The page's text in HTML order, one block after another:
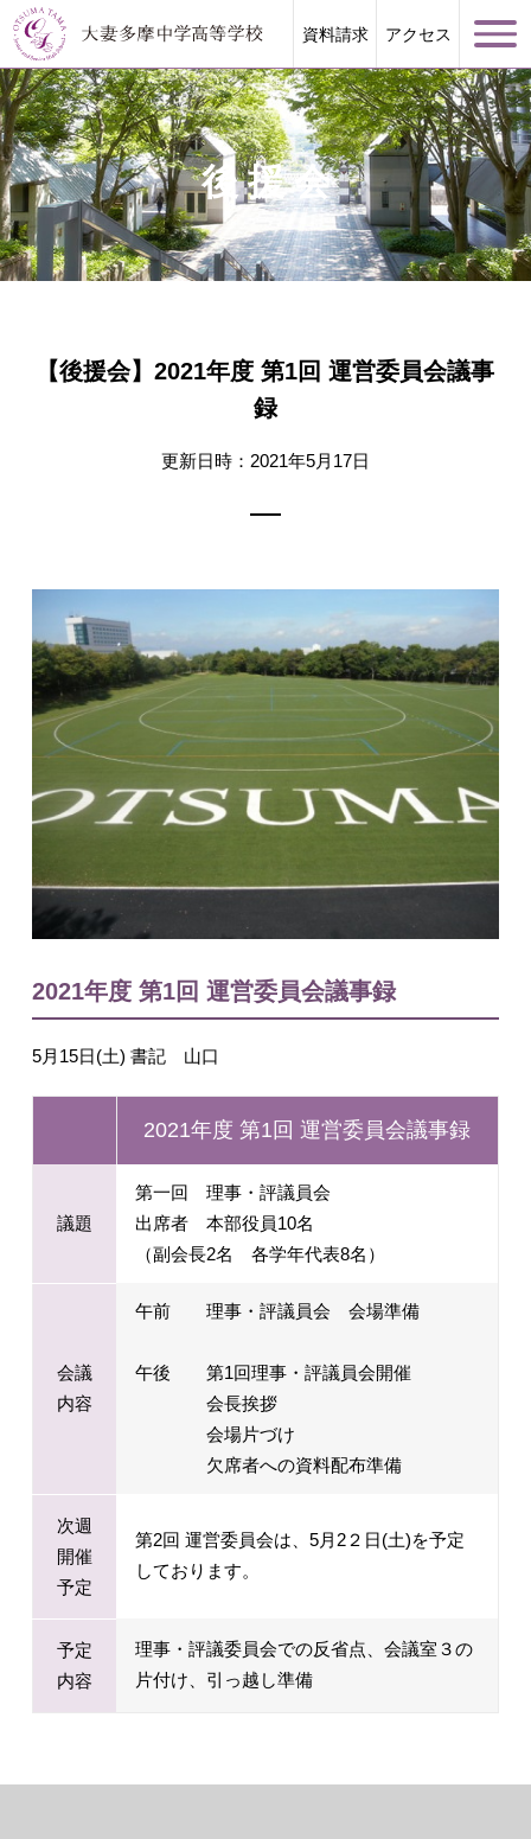
資料請求 アクセス
学校案内
学校生活
後援会
【後援会】2021年度 第1回 運営委員会議事
録
更新日時：2021年5月17日
2021年度 第1回 運営委員会議事録
5月15日(土) 書記 山口
2021年度 第1回 運営委員会議事録
議題
第一回 理事・評議員会
出席者 本部役員10名
（副会長2名 各学年代表8名）
会議
内容
午前 理事・評議員会 会場準備
午後 第1回理事・評議員会開催
会長挨拶
会場片づけ
欠席者への資料配布準備
次週
開催
予定
第2回 運営委員会は、5月2２日(土)を予定
しております。
予定
内容
理事・評議委員会での反省点、会議室３の
片付け、引っ越し準備